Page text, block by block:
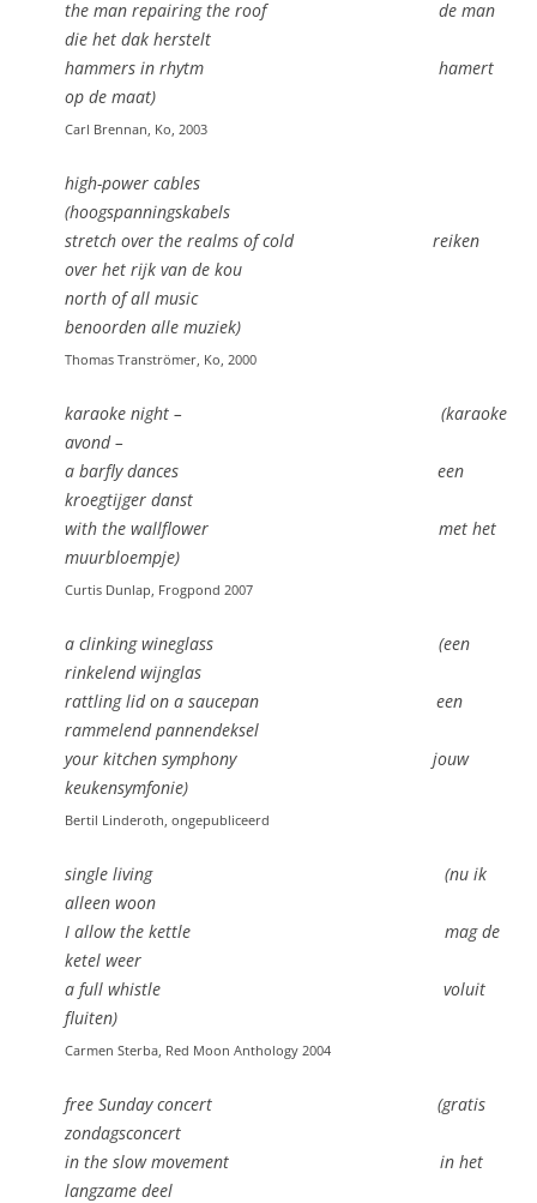
the man repairing the roof de man
die het dak herstelt
hammers in rhytm hamert
op de maat)
Carl Brennan, Ko, 2003
high-power cables
(hoogspanningskabels
stretch over the realms of cold reiken
over het rijk van de kou
north of all music
benoorden alle muziek)
Thomas Tranströmer, Ko, 2000
karaoke night – (karaoke
avond –
a barfly dances een
kroegtijger danst
with the wallflower met het
muurbloempje)
Curtis Dunlap, Frogpond 2007
a clinking wineglass (een
rinkelend wijnglas
rattling lid on a saucepan een
rammelend pannendeksel
your kitchen symphony jouw
keukensymfonie)
Bertil Linderoth, ongepubliceerd
single living (nu ik
alleen woon
I allow the kettle mag de
ketel weer
a full whistle voluit
fluiten)
Carmen Sterba, Red Moon Anthology 2004
free Sunday concert (gratis
zondagsconcert
in the slow movement in het
langzame deel